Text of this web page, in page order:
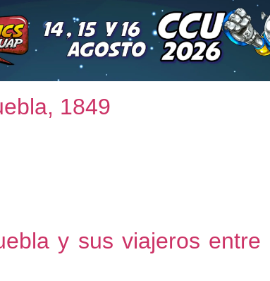
1849
y sus viajeros entre